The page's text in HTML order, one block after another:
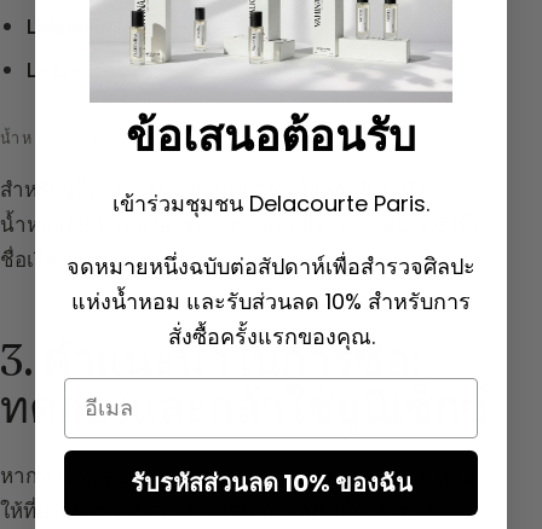
L’Homme Idéal– Guerlain
Le Lion
– Chanel
น้ำหอมกล้าหาญและโดดเด่น (นิชและกฤษณา)
สำหรับผู้ที่ต้องการแหวกแนว ลอง น้ำหอมนิช
หรือ
น้ำหอมลับ ท่านยังอาจค้นพบกลิ่นที่มีฐาน
ชื่อเรื่องความทรงพลัง
3. คำแนะนำในการซื้อ:
ทดลองและกล้าใช้ยูนิเซ็กซ์
หากท่านทดลองน้ำหอมในร้าน บอกความชอบของท่าน
ให้ที่ปรึกษาทราบอย่างชัดเจน อย่าลังเลที่จะสวมใส่กลิ่น
ข้อเสนอต้อนรับ
เข้าร่วมชุมชน Delacourte Paris.
จดหมายหนึ่งฉบับต่อสัปดาห์เพื่อสำรวจศิลปะ
แห่งน้ำหอม และรับส่วนลด 10% สำหรับการ
สั่งซื้อครั้งแรกของคุณ.
Email
รับรหัสส่วนลด 10% ของฉัน